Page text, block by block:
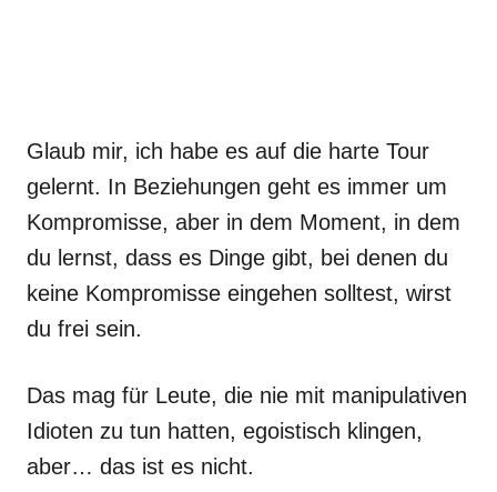
Glaub mir, ich habe es auf die harte Tour
gelernt. In Beziehungen geht es immer um
Kompromisse, aber in dem Moment, in dem
du lernst, dass es Dinge gibt, bei denen du
keine Kompromisse eingehen solltest, wirst
du frei sein.
Das mag für Leute, die nie mit manipulativen
Idioten zu tun hatten, egoistisch klingen,
aber… das ist es nicht.